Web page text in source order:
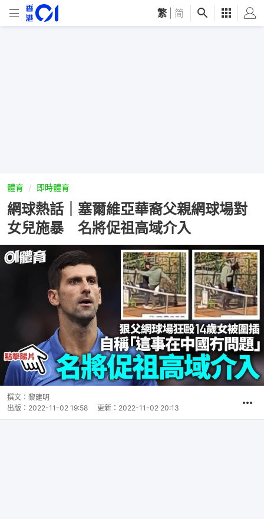
繁 简
體育 即時體育
網球熱話｜塞爾維亞華裔父親網球場對
女兒施暴 名將促祖高域介入
撰文： 黎建明
出版： 2022-11-02 19:58 更新： 2022-11-02 20:13